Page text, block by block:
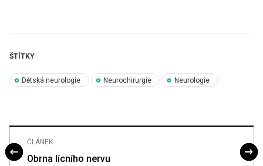
ŠTÍTKY
Dětská neurologie Neurochirurgie Neurologie
ČLÁNEK
Obrna lícního nervu